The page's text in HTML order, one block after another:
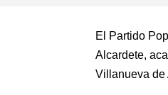
El Partido
Alcardete,
Villanueva de